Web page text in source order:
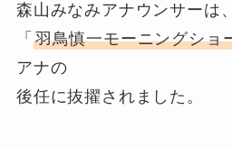
森山みなみアナウンサーは
「 羽鳥慎一モーニングショ
アナの
後任に抜擢されました。